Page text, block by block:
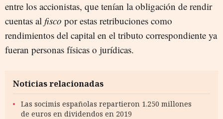
entre los accionistas, que tenían la obligación de rendir
cuentas al fisco por estas retribuciones como
rendimientos del capital en el tributo correspondiente ya
fueran personas físicas o jurídicas.
Noticias relacionadas
Las socimis españolas repartieron 1.250 millones
de euros en dividendos en 2019